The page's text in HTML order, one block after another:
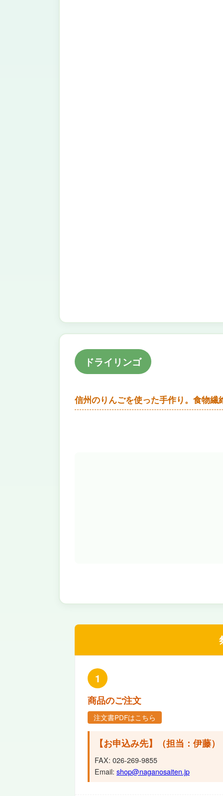
ドライリンゴ
信州のりんごを使った手作り。食物
1
商品のご注文
注文書PDFはこちら
【お申込み先】（担当：伊藤）
FAX: 026-269-9855
Email: shop@naganosaiten.jp